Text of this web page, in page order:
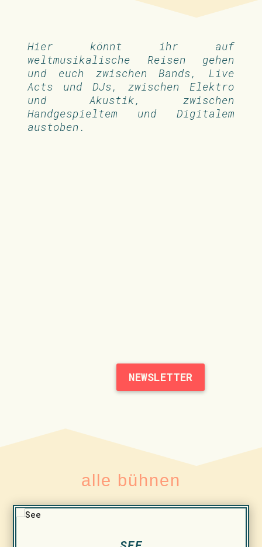
Hier könnt ihr auf
weltmusikalische Reisen gehen
und euch zwischen Bands, Live
Acts und DJs, zwischen Elektro
und Akustik, zwischen
Handgespieltem und Digitalem
austoben.
NEWSLETTER
alle bühnen